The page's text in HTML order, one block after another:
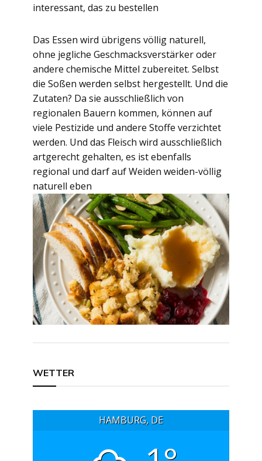
interessant, das zu bestellen
Das Essen wird übrigens völlig naturell,
ohne jegliche Geschmacksverstärker oder
andere chemische Mittel zubereitet. Selbst
die Soßen werden selbst hergestellt. Und die
Zutaten? Da sie ausschließlich von
regionalen Bauern kommen, können auf
viele Pestizide und andere Stoffe verzichtet
werden. Und das Fleisch wird ausschließlich
artgerecht gehalten, es ist ebenfalls
regional und darf auf Weiden weiden-völlig
naturell eben
WETTER
HAMBURG, DE